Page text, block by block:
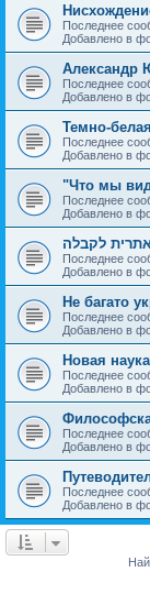
Последнее
Добавлено в
Александр
Последнее
Добавлено в
Темно-
Последнее
Добавлено в
"Что мы
Последнее
Добавлено в
לקבלה
Последнее
Добавлено в
Не багато
Последнее
Добавлено в
Новая
Последнее
Добавлено в
Последнее
Добавлено в
Последнее
Добавлено в